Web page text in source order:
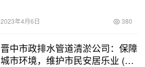
2023年4月6日 380
晋中市政排水管道清淤公司：保障
城市环境，维护市民安居乐业 (晋